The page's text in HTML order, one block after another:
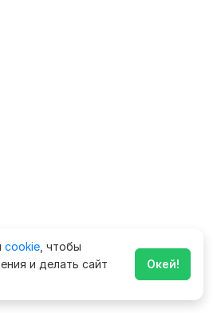
cookie , чтобы
и делать сайт
Окей!